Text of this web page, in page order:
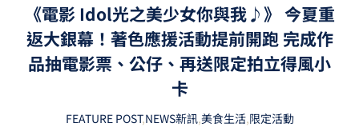
《電影 Idol光之美少女你與我♪》 今夏重
返大銀幕！著色應援活動提前開跑 完成作
品抽電影票、公仔、再送限定拍立得風小
卡
FEATURE POST,NEWS新訊,美食生活,限定活動